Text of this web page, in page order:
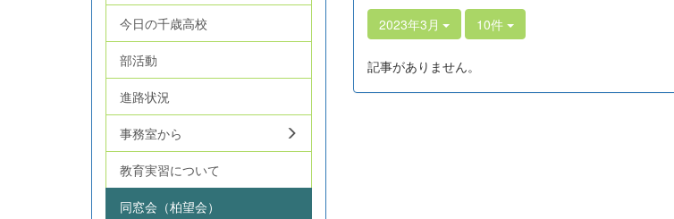
2023年3月 10件
記事がありません。
今日の千歳高校
部活動
進路状況
事務室から
教育実習について
同窓会（柏望会）